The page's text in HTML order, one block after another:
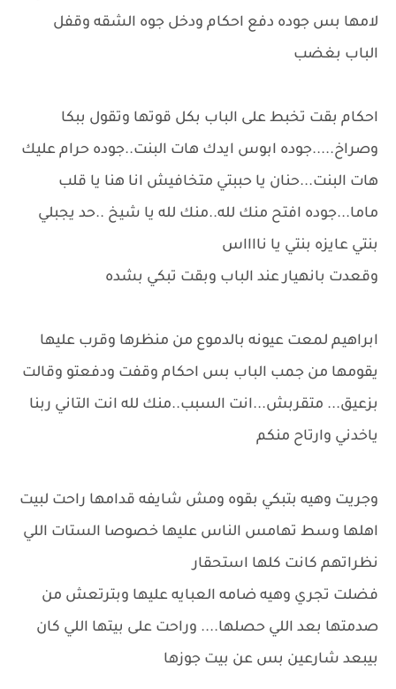
لامها بس جوده دفع احكام ودخل جوه الشقه وقفل
الباب بغضب
احكام بقت تخبط على الباب بكل قوتها وتقول ببكا
وصراخ.....جوده ابوس ايدك هات البنت..جوده حرام عليك
هات البنت...حنان يا حببتي متخافيش انا هنا يا قلب
ماما...جوده افتح منك لله..منك لله يا شيخ ..حد يجبلي
بنتي عايزه بنتي يا نااااس
وقعدت بانهيار عند الباب وبقت تبكي بشده
ابراهيم لمعت عيونه بالدموع من منظرها وقرب عليها
يقومها من جمب الباب بس احكام وقفت ودفعتو وقالت
بزعيق... متقربش...انت السبب..منك لله انت التاني ربنا
ياخدني وارتاح منكم
وجريت وهيه بتبكي بقوه ومش شايفه قدامها راحت لبيت
اهلها وسط تهامس الناس عليها خصوصا الستات اللي
نظراتهم كانت كلها استحقار
فضلت تجري وهيه ضامه العبايه عليها وبترتعش من
صدمتها بعد اللي حصلها.... وراحت على بيتها اللي كان
بيبعد شارعين بس عن بيت جوزها